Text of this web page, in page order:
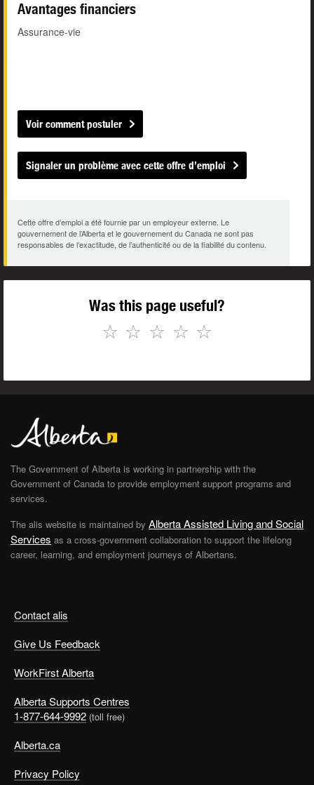
Avantages financiers
Assurance-vie
Voir comment postuler
Signaler un problème avec cette offre d’emploi
Cette offre d’emploi a été fournie par un employeur externe. Le
gouvernement de l’Alberta et le gouvernement du Canada ne sont pas
responsables de l’exactitude, de l’authenticité ou de la fiabilité du contenu.
Was this page useful?
☆
☆
☆
☆
☆
Contact alis
Give Us Feedback
WorkFirst Alberta
Alberta Supports Centres
1-877-644-9992 (toll free)
Alberta.ca
Privacy Policy
The Government of Alberta is working in partnership with the
Government of Canada to provide employment support programs and
services.
The alis website is maintained by Alberta Assisted Living and Social
Services as a cross-government collaboration to support the lifelong
career, learning, and employment journeys of Albertans.